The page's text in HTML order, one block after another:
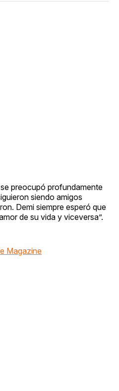
preocupó profundamente
siendo amigos
Demi siempre esperó que
de su vida y viceversa”.
Magazine